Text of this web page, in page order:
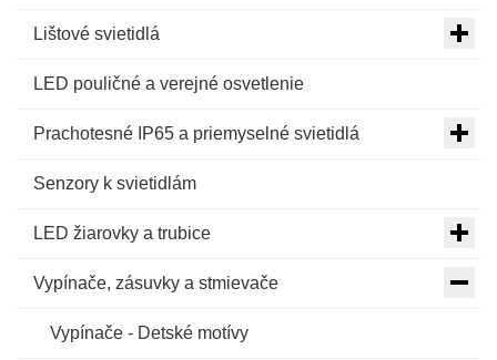
Lištové svietidlá
LED pouličné a verejné osvetlenie
Prachotesné IP65 a priemyselné svietidlá
Senzory k svietidlám
LED žiarovky a trubice
Vypínače, zásuvky a stmievače
Vypínače - Detské motívy